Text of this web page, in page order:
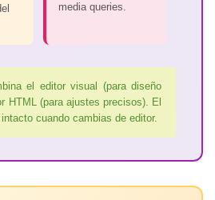
media queries.
el editor visual (para diseño
HTML (para ajustes precisos). El
cuando cambias de editor.